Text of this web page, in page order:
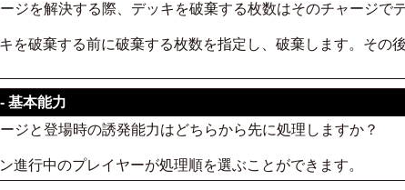
ジを解決する際、デッキを破棄する枚数はそのチャージで
を破棄する前に破棄する枚数を指定し、破棄します。その
基本能力
ジと登場時の誘発能力はどちらから先に処理しますか？
進行中のプレイヤーが処理順を選ぶことができます。